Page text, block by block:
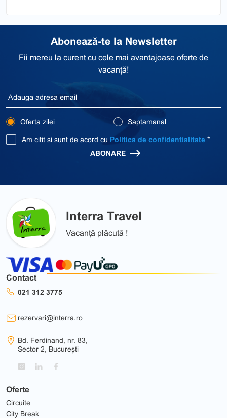
Abonează-te la Newsletter
Fii mereu la curent cu cele mai avantajoase oferte de
vacanță!
Oferta zilei Saptamanal
Am citit si sunt de acord cu Politica de confidentialitate *
ABONARE
Interra Travel
Vacanță plăcută !
Oferte
Circuite
City Break
Contact
021 312 3775
rezervari@interra.ro
Bd. Ferdinand, nr. 83,
Sector 2, București